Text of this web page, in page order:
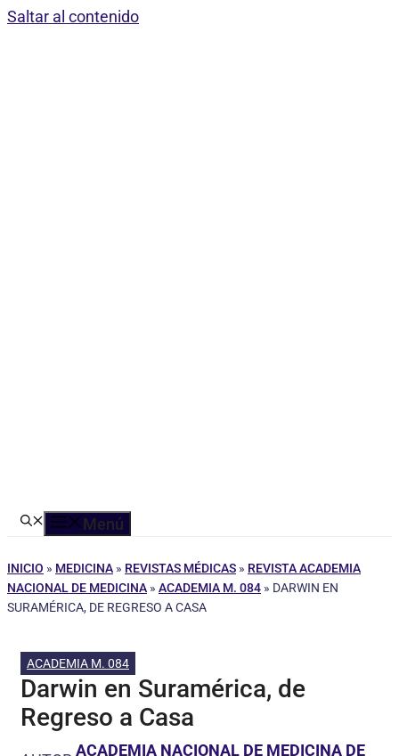
Saltar al contenido
Menú
INICIO » MEDICINA » REVISTAS MÉDICAS » REVISTA ACADEMIA
NACIONAL DE MEDICINA » ACADEMIA M. 084 » DARWIN EN
SURAMÉRICA, DE REGRESO A CASA
ACADEMIA M. 084
Darwin en Suramérica, de
Regreso a Casa
ACADEMIA NACIONAL DE MEDICINA DE